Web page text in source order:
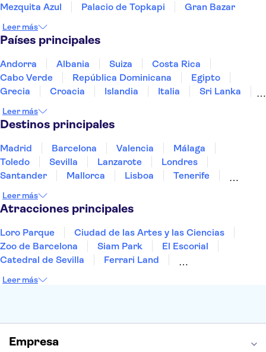
Mezquita Azul
Palacio de Topkapi Gran Bazar
Leer más
Países principales
Andorra Albania Suiza
Costa Rica
Cabo Verde
República Dominicana
Egipto
Grecia
Croacia Islandia Italia
Sri Lanka
Portugal
Tailandia
Leer más
Destinos principales
Madrid Barcelona Valencia
Málaga
Toledo
Sevilla Lanzarote
Londres
Santander
Mallorca Lisboa
Tenerife
Bilbao
Menorca Granada
Leer más
Atracciones principales
Loro Parque
Ciudad de las Artes y las Ciencias
Zoo de Barcelona
Siam Park
El Escorial
Catedral de Sevilla
Ferrari Land
Montserrat
Parque Warner
Leer más
Empresa